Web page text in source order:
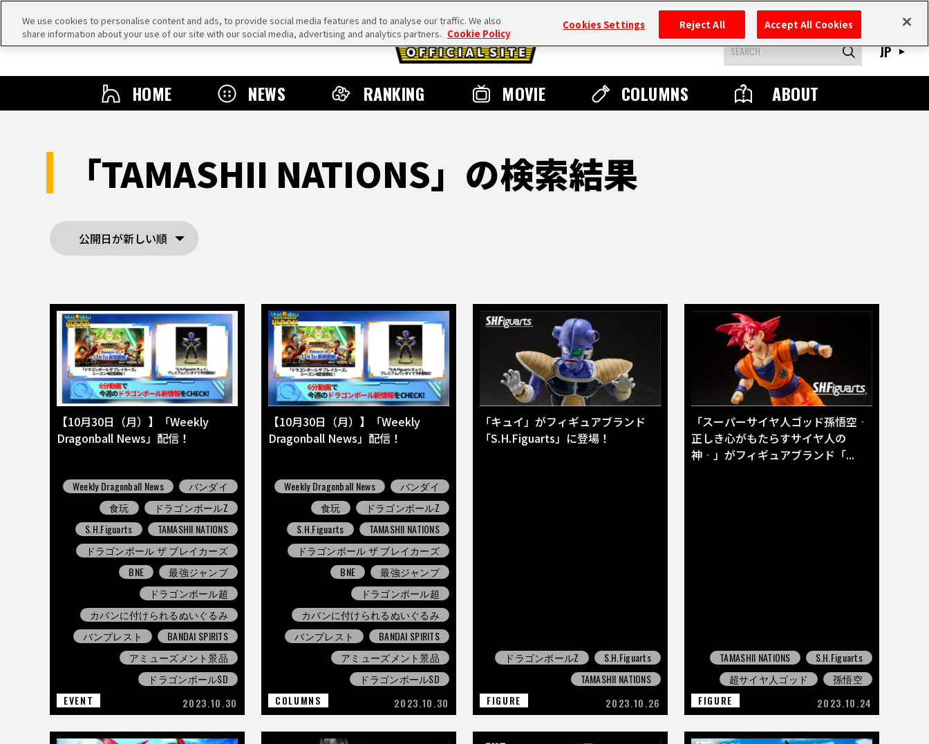
HOME NEWS RANKING MOVIE COLUMNS ABOUT
JP
「TAMASHII NATIONS」の検索結果
公開日が新しい順
【10月30日（月）】「Weekly
Dragonball News」配信！
Weekly Dragonball News
バンダイ
食玩
ドラゴンボールZ
S.H.Figuarts
TAMASHII NATIONS
ドラゴンボール ザ ブレイカーズ
BNE
最強ジャンプ
ドラゴンボール超
カバンに付けられるぬいぐるみ
バンプレスト
BANDAI SPIRITS
アミューズメント景品
ドラゴンボールSD
EVENT
2023.10.30
【10月30日（月）】「Weekly
Dragonball News」配信！
Weekly Dragonball News
バンダイ
食玩
ドラゴンボールZ
S.H.Figuarts
TAMASHII NATIONS
ドラゴンボール ザ ブレイカーズ
BNE
最強ジャンプ
ドラゴンボール超
カバンに付けられるぬいぐるみ
バンプレスト
BANDAI SPIRITS
アミューズメント景品
ドラゴンボールSD
COLUMNS
2023.10.30
「キュイ」がフィギュアブランド
「S.H.Figuarts」に登場！
ドラゴンボールZ
S.H.Figuarts
TAMASHII NATIONS
FIGURE
2023.10.26
「スーパーサイヤ人ゴッド孫悟空‐
正しき心がもたらすサイヤ人の
神‐」がフィギュアブランド「...
TAMASHII NATIONS
S.H.Figuarts
超サイヤ人ゴッド
孫悟空
FIGURE
2023.10.24
We use cookies to personalise content and ads, to provide social media features and to analyse our traffic. We also
share information about your use of our site with our social media, advertising and analytics partners. Cookie Policy
Cookies Settings Reject All Accept All Cookies